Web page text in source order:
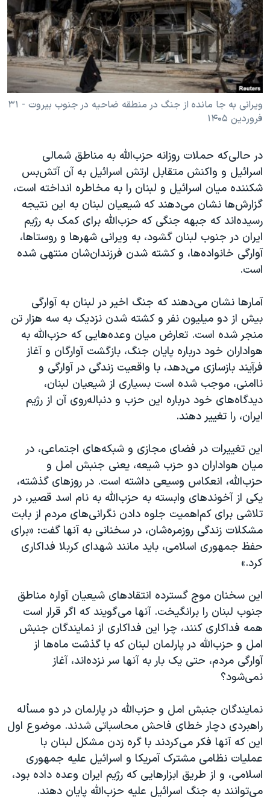
فرهنگ و زندگی
حقوق شهروندی
اقتصادی
علم و فناوری
گالری عکس
مستندها
انتخابات ریاست جمهوری آمریکا ۲۰۲۴
حمله جمهوری اسلامی به اسرائیل
رمز مهسا
اعتراضات زن، زندگی، آزادی
تریبونال مردمی آبان ۹۸
دادگاه حمید نوری
چهل سال گروگان‌گیری
قانون شفافیت دارائی کادر رهبری ایران
اعتراضات مردمی آبان ۹۸
اسرائیل در جنگ
همایش محافظه‌کاران آمریکا «سی‌پک»
صفحه‌های ویژه
سفر پرزیدنت ترامپ به چین
دنبال کنید
زبانهای مختلف
ویرانی به جا مانده از جنگ در منطقه ضاحیه در جنوب بیروت - ۳۱
فروردین ۱۴۰۵
در حالی‌که حملات روزانه حزب‌الله به مناطق شمالی
اسرائیل و واکنش متقابل ارتش اسرائیل به آن آتش‌بس
شکننده میان اسرائیل و لبنان را به مخاطره انداخته است،
گزارش‌ها نشان می‌دهند که شیعیان لبنان به این نتیجه
رسیده‌اند که جبهه جنگی که حزب‌الله برای کمک به رژیم
ایران در جنوب لبنان گشود، به ویرانی شهرها و روستاها،
آوارگی خانواده‌ها، و کشته شدن فرزندان‌شان منتهی شده
است.
آمارها نشان می‌دهند که جنگ اخیر در لبنان به آوارگی
بیش از دو میلیون نفر و کشته شدن نزدیک به سه هزار تن
منجر شده است. تعارض میان وعده‌هایی که حزب‌الله به
هواداران خود درباره پایان جنگ، بازگشت آوارگان و آغاز
فرآیند بازسازی می‌دهد، با واقعیت زندگی در آوارگی و
ناامنی، موجب شده است بسیاری از شیعیان لبنان،
دیدگاه‌های خود درباره این حزب و دنباله‌روی آن از رژیم
ایران، را تغییر دهند.
این تغییرات در فضای مجازی و شبکه‌های اجتماعی، در
میان هواداران دو حزب شیعه، یعنی جنبش امل و
حزب‌الله، انعکاس وسیعی داشته است. در روزهای گذشته،
یکی از آخوندهای وابسته به حزب‌الله به نام اسد قصیر، در
تلاشی برای کم‌‌اهمیت جلوه دادن نگرانی‌های مردم از بابت
مشکلات زندگی روزمره‌شان، در سخنانی به آنها گفت: «برای
حفظ جمهوری اسلامی، باید مانند شهدای کربلا فداکاری
کرد.»
این سخنان موج گسترده انتقادهای شیعیان آواره مناطق
جنوب لبنان را برانگیخت. آنها می‌گویند که اگر قرار است
همه فداکاری کنند، چرا این فداکاری از نمایندگان جنبش
امل و حزب‌الله در پارلمان لبنان که با گذشت ماه‌ها از
آوارگی مردم، حتی یک بار به آنها سر نزده‌اند، آغاز
نمی‌شود؟
نمایندگان جنبش امل و حزب‌الله در پارلمان در دو مسأله
راهبردی دچار خطای فاحش محاسباتی شدند. موضوع اول
این که آنها فکر می‌کردند با گره زدن مشکل لبنان با
عملیات نظامی مشترک آمریکا و اسرائیل علیه جمهوری
اسلامی، و از طریق ابزارهایی که رژیم ایران وعده داده بود،
می‌توانند به جنگ اسرائیل علیه حزب‌الله پایان دهند.